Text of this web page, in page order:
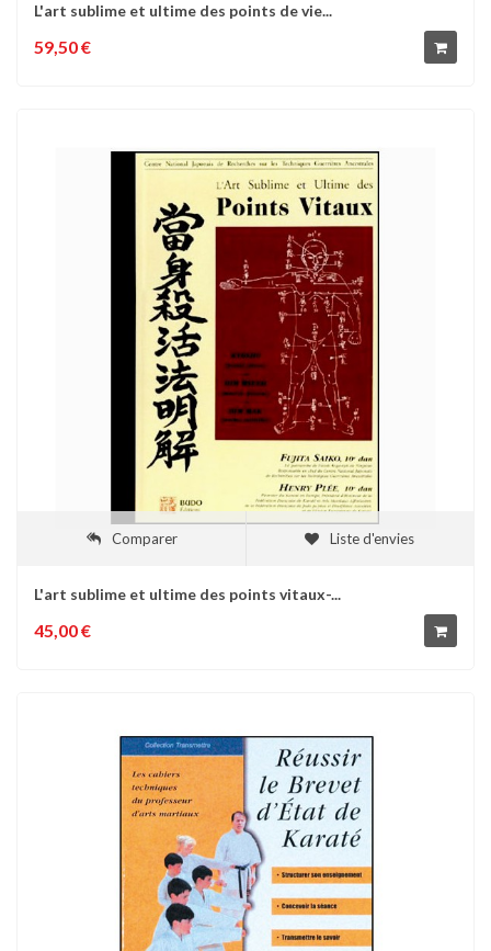
L'art sublime et ultime des points de vie...
59,50 €
Comparer Liste d'envies
L'art sublime et ultime des points vitaux-...
45,00 €